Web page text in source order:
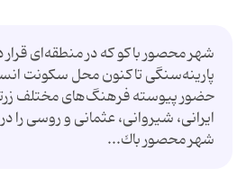
شهر محصور باكو كه در منطقه‌ای قرار
پارینه‌سنگی تاكنون محل سكونت
حضور پیوسته فرهنگ‌های مختلف
ایرانی، شیروانی، عثمانی و روسی را
شهر محصور باك...